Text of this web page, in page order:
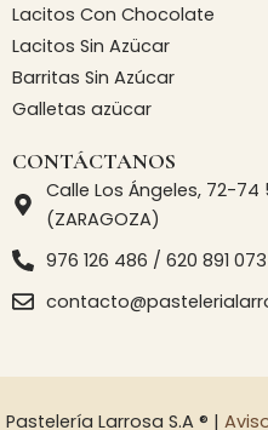
Lacitos Con Chocolate
Lacitos Sin Azücar
Barritas Sin Azúcar
Galletas azücar
CONTÁCTANOS
Calle Los Ángeles, 72-74
(ZARAGOZA)
976 126 486 / 620 891 073
Pastelería Larrosa S.A ® |